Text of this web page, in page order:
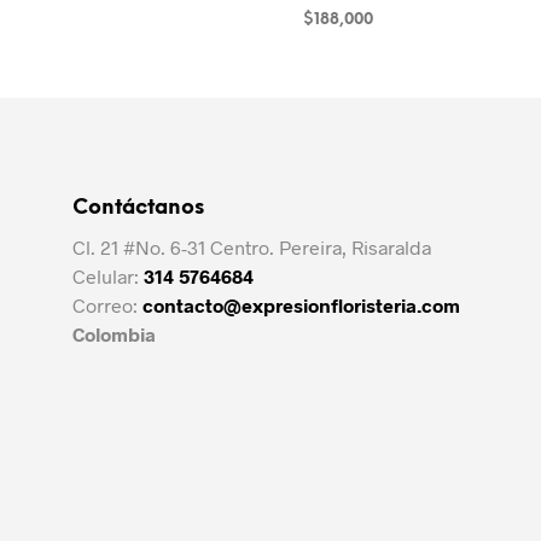
$188,000
Contáctanos
Cl. 21 #No. 6-31 Centro. Pereira, Risaralda
Celular: 314 5764684
Correo: contacto@expresionfloristeria.com
Colombia